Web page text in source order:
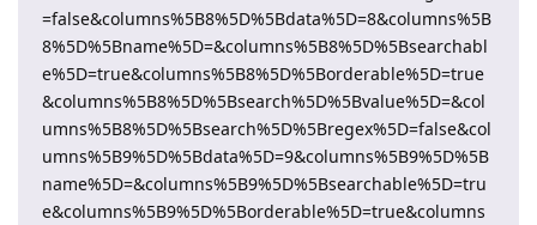
=false&columns%5B8%5D%5Bdata%5D=8&columns%5B
8%5D%5Bname%5D=&columns%5B8%5D%5Bsearchabl
e%5D=true&columns%5B8%5D%5Borderable%5D=true
&columns%5B8%5D%5Bsearch%5D%5Bvalue%5D=&col
umns%5B8%5D%5Bsearch%5D%5Bregex%5D=false&col
umns%5B9%5D%5Bdata%5D=9&columns%5B9%5D%5B
name%5D=&columns%5B9%5D%5Bsearchable%5D=tru
e&columns%5B9%5D%5Borderable%5D=true&columns